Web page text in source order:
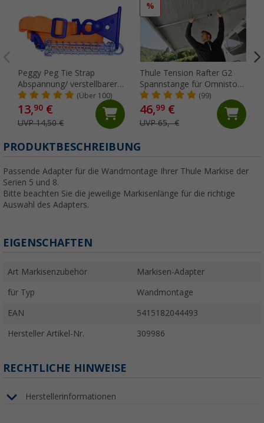
Peggy Peg Tie Strap
Abspannung/ verstellbarer
Markiesenspanngurt(Über 100)
13,90 €
UVP 14,50 €
%
Thule Tension Rafter G2
Spannstange für Omnistor
5200/4900/5003/5002 250
cm
(99)
46,99€
UVP 65,- €
PRODUKTBESCHREIBUNG
Passende Adapter für die Wandmontage Ihrer Thule Markise der
Serien 5 und 8.
Bitte beachten Sie die jeweilige Markisenlänge für die richtige
Auswahl des Adapters.
EIGENSCHAFTEN
Art Markisenzubehör Markisen-Adapter
für Typ Wandmontage
EAN 5415182044493
Hersteller Artikel-Nr. 309986
RECHTLICHE HINWEISE
Herstellerinformationen